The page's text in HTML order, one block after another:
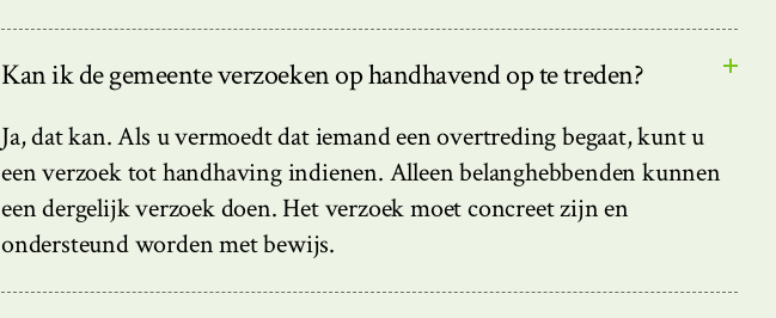
Kan ik de gemeente verzoeken op handhavend op te treden?
Ja, dat kan. Als u vermoedt dat iemand een overtreding begaat, kunt u
een verzoek tot handhaving indienen. Alleen belanghebbenden kunnen
een dergelijk verzoek doen. Het verzoek moet concreet zijn en
ondersteund worden met bewijs.